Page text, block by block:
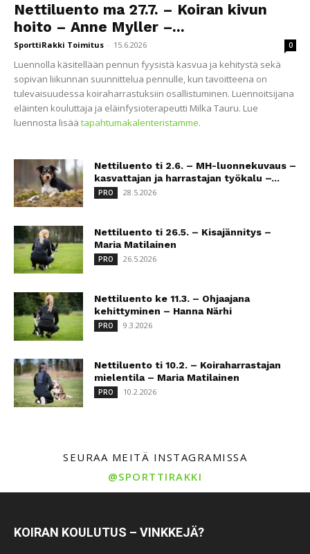
Nettiluento ma 27.7. – Koiran kivun
hoito – Anne Myller –...
SporttiRakki Toimitus - 15.6.2026 0
Luennolla käsitellään pennun fyysistä kasvua ja kehitystä sekä
sopivan liikunnan suunnittelua pennulle, kun tavoitteena on
tulevaisuudessa koiraharrastuksiin osallistuminen. Luennoitsijana
eläinten kouluttaja ja eläinfysioterapeutti Milka Tauru. Lue
luennosta lisää tapahtumakalenteristamme.
Nettiluento ti 2.6. – MH-luonnekuvaus –
kasvattajan ja harrastajan työkalu –...
PRO 28.5.2026
Nettiluento ti 26.5. – Kisajännitys –
Maria Matilainen
PRO 26.5.2026
Nettiluento ke 11.3. – Ohjaajana
kehittyminen – Hanna Närhi
PRO 9.3.2026
Nettiluento ti 10.2. – Koiraharrastajan
mielentila – Maria Matilainen
PRO 10.2.2026
SEURAA MEITÄ INSTAGRAMISSA
@SPORTTIRAKKI
KOIRAN KOULUTUS – VINKKEJÄ?